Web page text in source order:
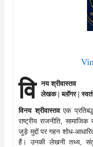
वि
नय श्रीवास्तव
लेखक | ब्लॉगर |
विनय श्रीवास्तवएक
राष्ट्रीय राजनीति,
जुड़े मुद्दों पर गहन शोध-
हैं। उनकी लेखनी तथ्य,